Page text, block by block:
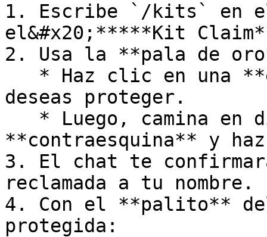
1. Escribe `/kits` en
el&#x20;*****Kit
2. Usa la **pala de
deseas proteger.
**contraesquina** y
3. El chat te
reclamada a tu nombre.
4. Con el **palito**
protegida: